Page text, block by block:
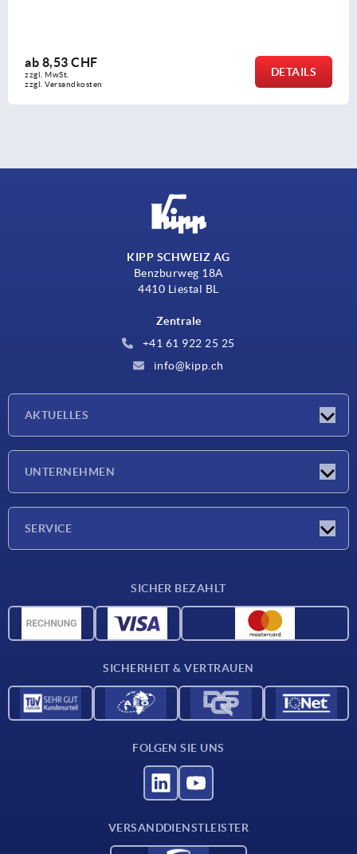
ab 8,53 CHF
zzgl. MwSt.
zzgl. Versandkosten
DETAILS
KIPP SCHWEIZ AG
Benzburweg 18A
4410 Liestal BL
Zentrale
+41 61 922 25 25
info@kipp.ch
AKTUELLES
UNTERNEHMEN
SERVICE
CAD-Daten
SICHER BEZAHLT
SICHERHEIT & VERTRAUEN
FOLGEN SIE UNS
VERSANDDIENSTLEISTER